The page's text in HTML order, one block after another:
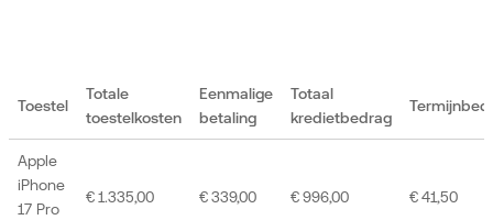
Toestel
Totale
toestelkosten
Eenmalige
betaling
Totaal
kredietbedrag
Apple
iPhone
17 Pro
€ 1.335,00 € 339,00 € 996,00 € 41,50